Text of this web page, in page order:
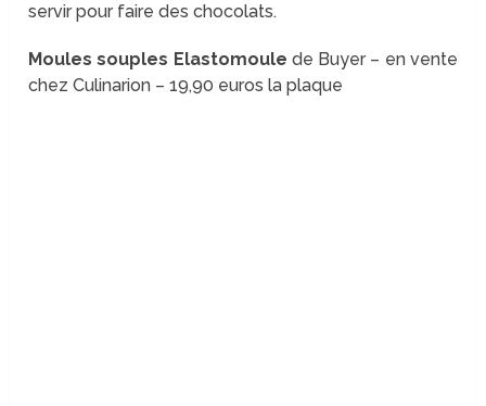
servir pour faire des chocolats.
Moules souples Elastomoule de Buyer – en vente
chez Culinarion – 19,90 euros la plaque